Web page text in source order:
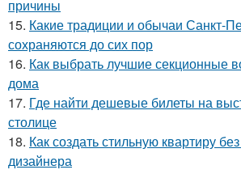
причины
15. Какие традиции и обычаи Санкт-
сохраняются до сих пор
16. Как выбрать лучшие секционные
дома
17. Где найти дешевые билеты на
столице
18. Как создать стильную квартиру
дизайнера